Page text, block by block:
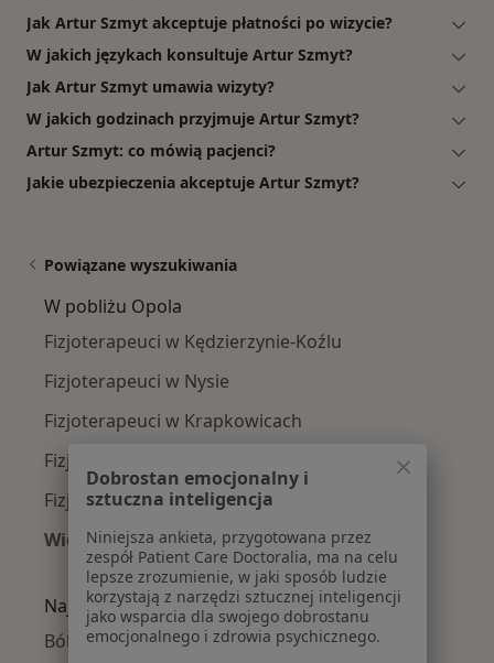
Jak Artur Szmyt akceptuje płatności po wizycie?
W jakich językach konsultuje Artur Szmyt?
Jak Artur Szmyt umawia wizyty?
W jakich godzinach przyjmuje Artur Szmyt?
Artur Szmyt: co mówią pacjenci?
Jakie ubezpieczenia akceptuje Artur Szmyt?
Powiązane wyszukiwania
W pobliżu Opola
Fizjoterapeuci w Kędzierzynie-Koźlu
Fizjoterapeuci w Nysie
Fizjoterapeuci w Krapkowicach
Fizjoterapeuci w Namysłowie
Fizjoterapeuci w Brzegu
Więcej (14)
Więcej w kategorii: W pobliżu Opola
Najczęście leczone choroby
Bóle kręgosłupa w Opolu
Dobrostan emocjonalny i
sztuczna inteligencja
Niniejsza ankieta, przygotowana przez
zespół Patient Care Doctoralia, ma na celu
lepsze zrozumienie, w jaki sposób ludzie
korzystają z narzędzi sztucznej inteligencji
jako wsparcia dla swojego dobrostanu
emocjonalnego i zdrowia psychicznego.